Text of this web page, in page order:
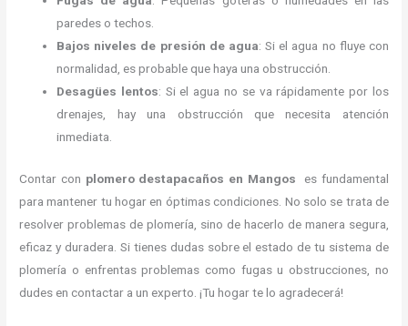
paredes o techos.
Bajos niveles de presión de agua: Si el agua no fluye con
normalidad, es probable que haya una obstrucción.
Desagües lentos: Si el agua no se va rápidamente por los
drenajes, hay una obstrucción que necesita atención
inmediata.
Contar con plomero destapacaños en Mangos
es fundamental
para mantener tu hogar en óptimas condiciones. No solo se trata de
resolver problemas de plomería, sino de hacerlo de manera segura,
eficaz y duradera. Si tienes dudas sobre el estado de tu sistema de
plomería o enfrentas problemas como fugas u obstrucciones, no
dudes en contactar a un experto. ¡Tu hogar te lo agradecerá!